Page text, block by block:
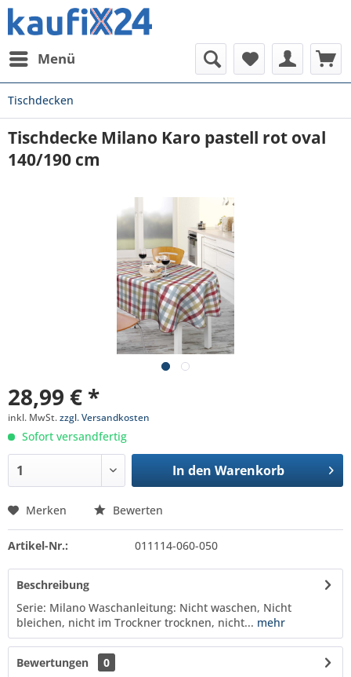
Menü
Tischdecken
Tischdecke Milano Karo pastell rot oval
140/190 cm
28,99 € *
inkl. MwSt.zzgl. Versandkosten
Sofort versandfertig
In den Warenkorb
Merken Bewerten
Artikel-Nr.: 011114-060-050
Beschreibung
Serie: Milano Waschanleitung: Nicht waschen, Nicht
bleichen, nicht im Trockner trocknen, nicht... mehr
Bewertungen
0